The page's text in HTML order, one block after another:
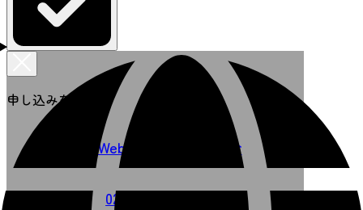
申し込みを選択
事業者Webサイトで申し込む
022-238-7170